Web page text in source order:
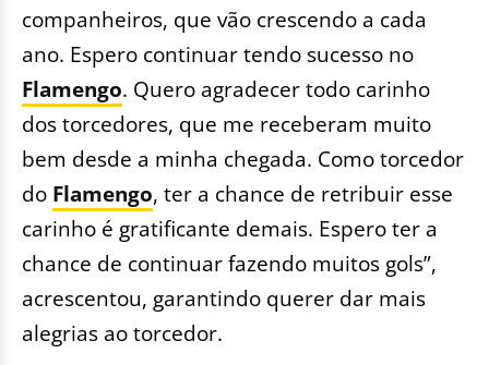
companheiros, que vão crescendo a cada
ano. Espero continuar tendo sucesso no
Flamengo. Quero agradecer todo carinho
dos torcedores, que me receberam muito
bem desde a minha chegada. Como torcedor
do Flamengo, ter a chance de retribuir esse
carinho é gratificante demais. Espero ter a
chance de continuar fazendo muitos gols”,
acrescentou, garantindo querer dar mais
alegrias ao torcedor.